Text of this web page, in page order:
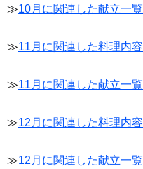
≫10月に関連した献立一覧
≫11月に関連した料理内容
≫11月に関連した献立一覧
≫12月に関連した料理内容
≫12月に関連した献立一覧